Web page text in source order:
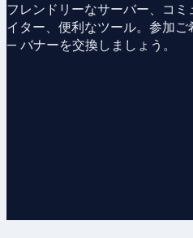
フレンドリーなサーバー、コ
イター、便利なツール。参加
— バナーを交換しましょう。